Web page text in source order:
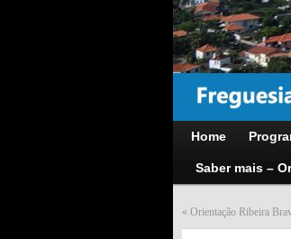
Home
Saber mais –
« Orientação Ribeira